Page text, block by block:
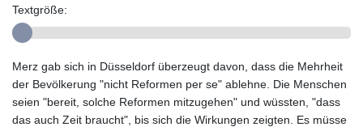
Textgröße:
Merz gab sich in Düsseldorf überzeugt davon, dass die Mehrheit
der Bevölkerung "nicht Reformen per se" ablehne. Die Menschen
seien "bereit, solche Reformen mitzugehen" und wüssten, "dass
das auch Zeit braucht", bis sich die Wirkungen zeigten. Es müsse